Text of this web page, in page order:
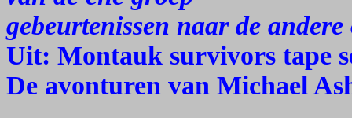
gebeurtenissen naar de
Uit: Montauk survivors tape
De avonturen van Michael